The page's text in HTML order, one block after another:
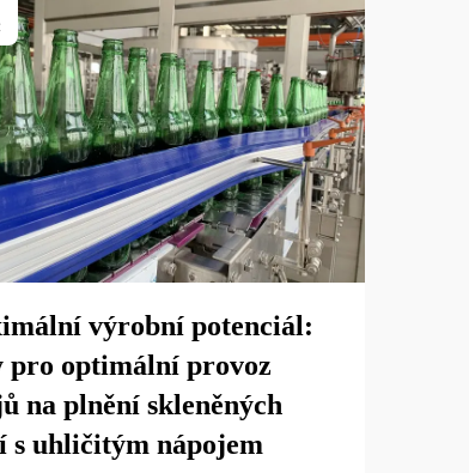
výrobní potenciál:
pro optimální provoz
na plnění skleněných
s uhličitým nápojem